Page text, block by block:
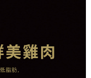
度並採取法律行動。